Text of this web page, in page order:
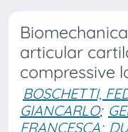
articular
compressive
BOSCHETTI,
GIANCARLO;
FRANCESCA;